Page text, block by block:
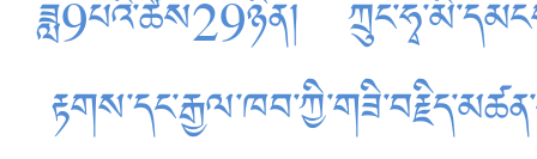
ཟླ9པའི་ཚེས29ཉིན།